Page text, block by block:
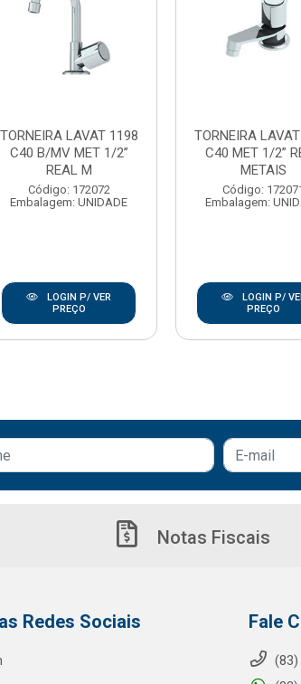
TORNEIRA LAVAT 1198
C40 B/MV MET 1/2”
REAL M
Código: 172072
Embalagem: UNIDADE
LOGIN P/ VER
PREÇO
TORNEIRA
C40 MET 1/2”
METAIS
Código:
Embalagem:
LOGIN P/
PREÇO
Notas Fiscais
Redes Sociais Fale
(83)